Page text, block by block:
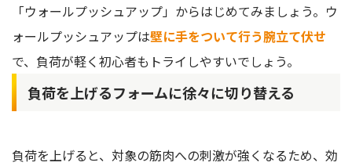
「ウォールプッシュアップ」からはじめてみましょう。ウ
ォールプッシュアップは壁に手をついて行う腕立て伏せ
で、負荷が軽く初心者もトライしやすいでしょう。
負荷を上げるフォームに徐々に切り替える
負荷を上げると、対象の筋肉への刺激が強くなるため、効